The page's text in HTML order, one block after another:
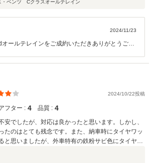
・ベンツ Cクラスオールテレイン
2024/11/23
イミングよくお車が入ってきて お決めいただけ
楽しんでいただけたらと思います。 今後のアフタ
っかりとご連絡させていただきますので 引き続
ます。 この度は本当にありがとうございまし
2024/10/22投稿
フター : 4 品質 : 4
安でしたが、対応は良かったと思います。しかし、
たのはとても残念です。また、納車時にタイヤワッ
と思いましたが、外車特有の鉄粉サビ色にタイヤが
た。